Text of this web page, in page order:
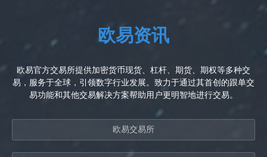
欧易资讯
欧易官方交易所提供加密货币现货、杠杆、期货、期权等多种交
易，服务于全球，引领数字行业发展。致力于通过其首创的跟单交
易功能和其他交易解决方案帮助用户更明智地进行交易。
欧易交易所